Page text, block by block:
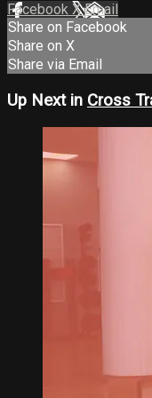
Facebook XEmail
Share on Facebook
Share on X
Share via Email
Up Next in Cross